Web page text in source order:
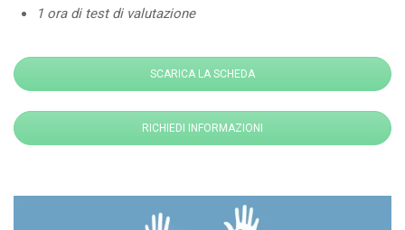
1 ora di test di valutazione
SCARICA LA SCHEDA
RICHIEDI INFORMAZIONI